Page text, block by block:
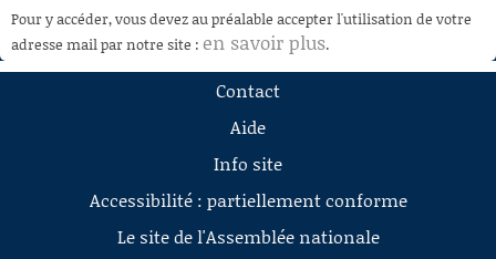
RECHERCHE
AIDE À LA DÉCOUPE
DE VIDÉOS
Pour y accéder, vous devez au préalable accepter l'utilisation de votre
adresse mail par notre site : en savoir plus.
Contact
Aide
Info site
Accessibilité : partiellement conforme
Le site de l'Assemblée nationale